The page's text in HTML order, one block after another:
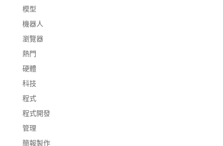
模型
機器人
瀏覽器
熱門
硬體
科技
程式
程式開發
管理
簡報製作